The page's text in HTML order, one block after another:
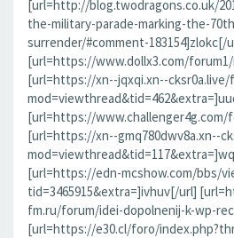
[url=http://blog.twodragons.co.uk/
the-military-parade-marking-the-
surrender/#comment-183154]zlokc[/
[url=https://www.dollx3.com/
[url=https://xn--jqxqi.xn--cksr0a.live/
[url=https://
[url=https://xn--gmq780dwv8a.xn--
[url=https://edn-mcshow.com/bbs/
tid=3465915&extra=]ivhuv[/url]
fm.ru/forum/idei-dopolnenij-k-wp-
[url=https://e30.cl/foro/